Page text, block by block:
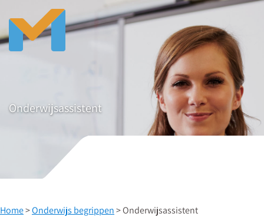
Onderwijsassistent
Home>Onderwijs begrippen> Onderwijsassistent